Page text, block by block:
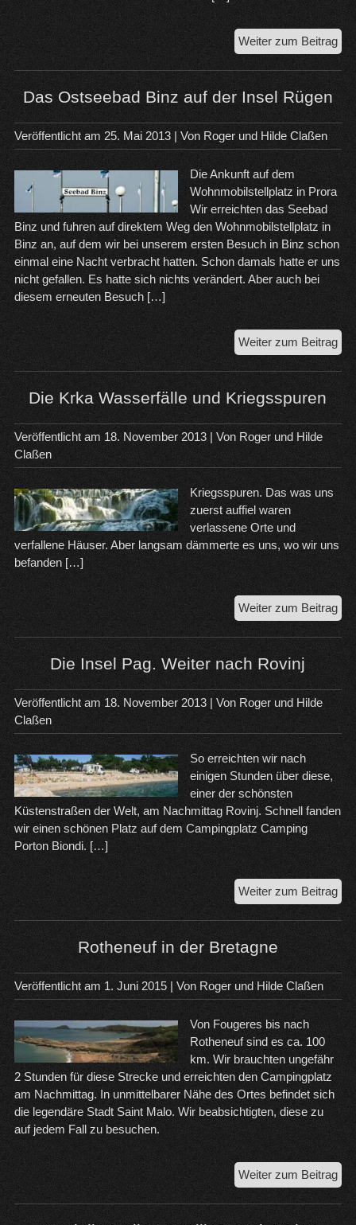
Weiter zum Beitrag
in
Das Ostseebad Binz auf der Insel Rügen
Veröffentlicht am 25. Mai 2013| Von Roger und Hilde Claßen
Die Ankunft auf dem
Wohnmobilstellplatz in Prora
Wir erreichten das Seebad
Binz und fuhren auf direktem Weg den Wohnmobilstellplatz in
Binz an, auf dem wir bei unserem ersten Besuch in Binz schon
einmal eine Nacht verbracht hatten. Schon damals hatte er uns
nicht gefallen. Es hatte sich nichts verändert. Aber auch bei
diesem erneuten Besuch […]
Weiter zum Beitrag
der
Die Krka Wasserfälle und Kriegsspuren
Veröffentlicht am 18. November 2013| Von Roger und Hilde
Claßen
Kriegsspuren. Das was uns
zuerst auffiel waren
verlassene Orte und
verfallene Häuser. Aber langsam dämmerte es uns, wo wir uns
befanden […]
Weiter zum BeitragDie
und
Die Insel Pag. Weiter nach Rovinj
Veröffentlicht am 18. November 2013| Von Roger und Hilde
Claßen
So erreichten wir nach
einigen Stunden über diese,
einer der schönsten
Küstenstraßen der Welt, am Nachmittag Rovinj. Schnell fanden
wir einen schönen Platz auf dem Campingplatz Camping
Porton Biondi. […]
Weiter zum BeitragDie
Rotheneuf in der Bretagne
Veröffentlicht am 1. Juni 2015| Von Roger und Hilde Claßen
Von Fougeres bis nach
Rotheneuf sind es ca. 100
km. Wir brauchten ungefähr
2 Stunden für diese Strecke und erreichten den Campingplatz
am Nachmittag. In unmittelbarer Nähe des Ortes befindet sich
die legendäre Stadt Saint Malo. Wir beabsichtigten, diese zu
auf jedem Fall zu besuchen.
Weiter zum Beitrag
in